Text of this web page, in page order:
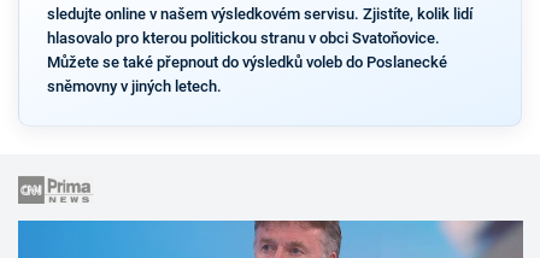
sledujte online v našem výsledkovém servisu. Zjistíte, kolik lidí
hlasovalo pro kterou politickou stranu v obci Svatoňovice.
Můžete se také přepnout do výsledků voleb do Poslanecké
sněmovny v jiných letech.